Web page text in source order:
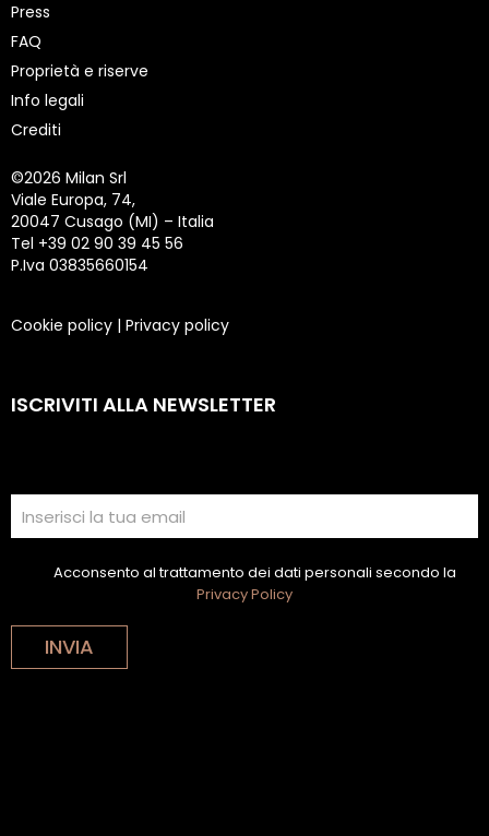
Press
FAQ
Proprietà e riserve
Info legali
Crediti
©2026 Milan Srl
Viale Europa, 74,
20047 Cusago (MI) – Italia
Tel +39 02 90 39 45 56
P.Iva 03835660154
Cookie policy | Privacy policy
ISCRIVITI ALLA NEWSLETTER
Acconsento al trattamento dei dati personali secondo la
Privacy Policy
INVIA